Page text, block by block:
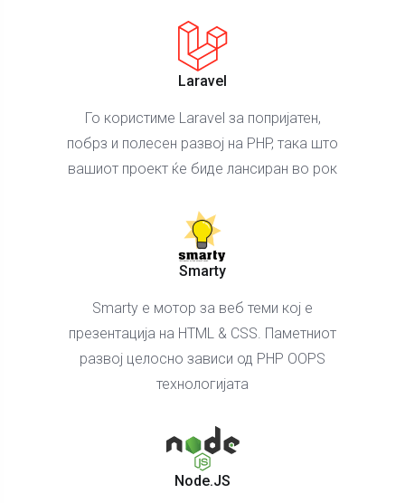
Laravel
Го користиме Laravel за попријатен,
побрз и полесен развој на PHP, така што
вашиот проект ќе биде лансиран во рок
Smarty
Smarty е мотор за веб теми кој е
презентација на HTML & CSS. Паметниот
развој целосно зависи од PHP OOPS
технологијата
Node.JS